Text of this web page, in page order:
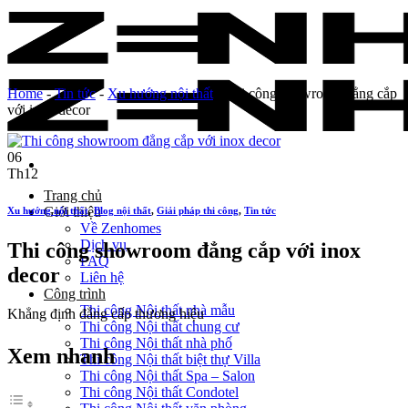
Skip
content
Trang chủ
Giới thiệu
Về Zenhomes
Dịch vụ
FAQ
Liên hệ
Công trình
Thi công Nội thất nhà mẫu
Thi công Nội thất chung cư
Thi công Nội thất nhà phố
Thi công Nội thất biệt thự Villa
Thi công Nội thất Spa – Salon
Thi công Nội thất Condotel
Home-Tin tức- Xu hướng nội thất
Thi công showroom đẳng cắp
với inox decor
06
Th12
Xu hướng nội thất,Blog nội thất, Giải pháp thi công, Tin tức
Thi công showroom đẳng cắp với inox
decor
Khẳng định đẳng cấp thương hiệu
Xem nhanh